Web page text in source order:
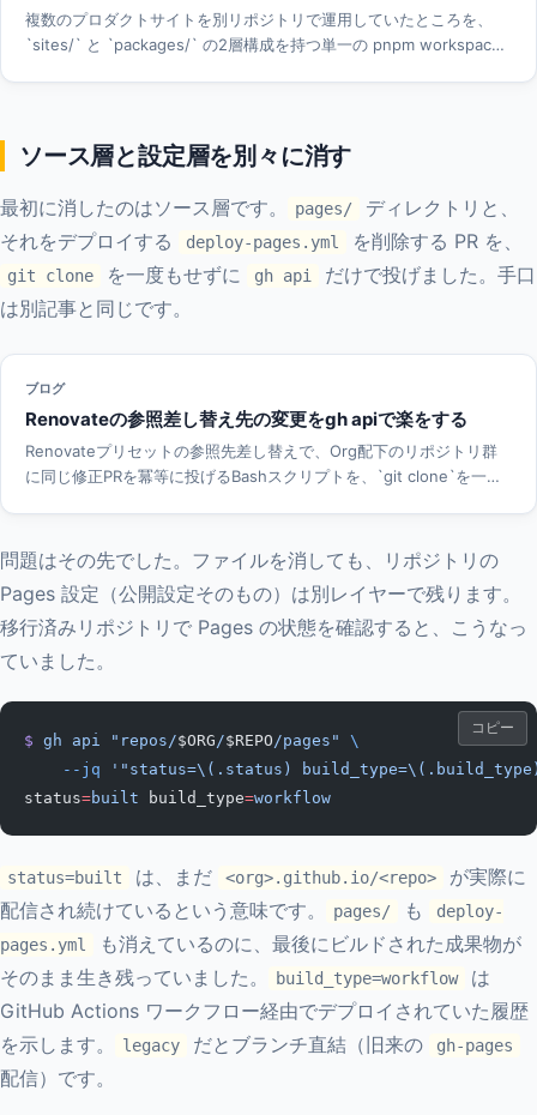
複数のプロダクトサイトを別リポジトリで運用していたところを、
`sites/` と `packages/` の2層構成を持つ単一の pnpm workspace
ソース層と設定層を別々に消す
最初に消したのはソース層です。 pages/
ディレクトリと、
それをデプロイする
deploy-pages.yml を削除する PR を、
git clone を一度もせずに gh api
だけで投げました。手口
は別記事と同じです。
ブログ
Renovateの参照差し替え先の変更をgh apiで楽をする
Renovateプリセットの参照先差し替えで、Org配下のリポジトリ群
に同じ修正PRを冪等に投げるBashスクリプトを、`git clone`を一度
とLinuxで動く`mktemp`テンプレートまでをまとめます。
問題はその先でした。ファイルを消しても、リポジトリの
Pages 設定（公開設定そのもの）は別レイヤーで残ります。
移行済みリポジトリで Pages の状態を確認すると、こうなっ
ていました。
$ gh api "repos/$ORG/$REPO/pages"
\
    --jq
'"status=\(.status)
status=built build_type=workflow
コピー
status=built は、まだ <org>.github.io/<repo>
が実際に
配信され続けているという意味です。
pages/ も
deploy-
pages.yml
も消えているのに、最後にビルドされた成果物が
そのまま生き残っていました。
build_type=workflow
は
GitHub Actions ワークフロー経由でデプロイされていた履歴
を示します。
legacy だとブランチ直結（旧来の gh-pages
配信）です。